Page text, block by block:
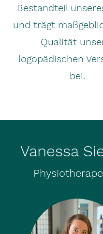
Bestandteil
und trägt
Qualität
logopädischen
bei.
Vanessa